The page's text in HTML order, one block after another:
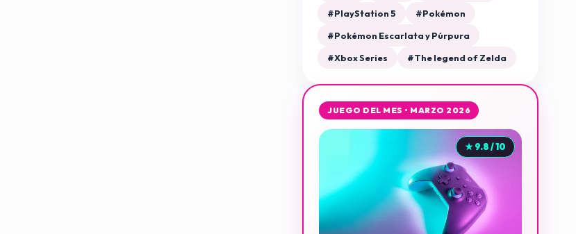
#PlayStation 5
#Pokémon
#Pokémon Escarlata y Púrpura
#Xbox Series
#The legend of Zelda
JUEGO DEL MES • MARZO 2026
★ 9.8 / 10